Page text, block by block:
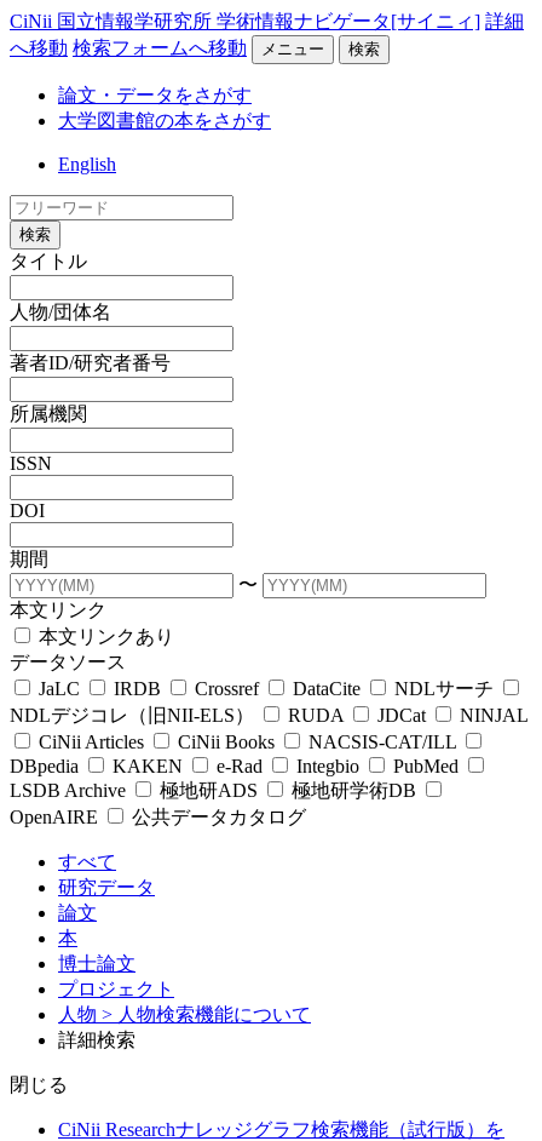
CiNii 国立情報学研究所 学術情報ナビゲータ[サイニィ] 詳細
へ移動 検索フォームへ移動 メニュー 検索
論文・データをさがす
大学図書館の本をさがす
English
検索
タイトル
人物/団体名
著者ID/研究者番号
所属機関
ISSN
DOI
期間
〜
本文リンク
本文リンクあり
データソース
JaLC
IRDB Crossref DataCite
NDLサーチ
NDLデジコレ（旧NII-ELS）
RUDA JDCat
NINJAL
CiNii Articles
CiNii Books
NACSIS-CAT/ILL
DBpedia
KAKEN e-Rad Integbio
PubMed
LSDB Archive
極地研ADS
極地研学術DB
OpenAIRE
公共データカタログ
すべて
研究データ
論文
本
博士論文
プロジェクト
人物 > 人物検索機能について
詳細検索
閉じる
CiNii Researchナレッジグラフ検索機能（試行版）を